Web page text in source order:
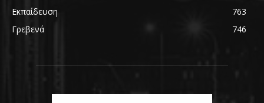
Εκπαίδευση
763
Γρεβενά
746